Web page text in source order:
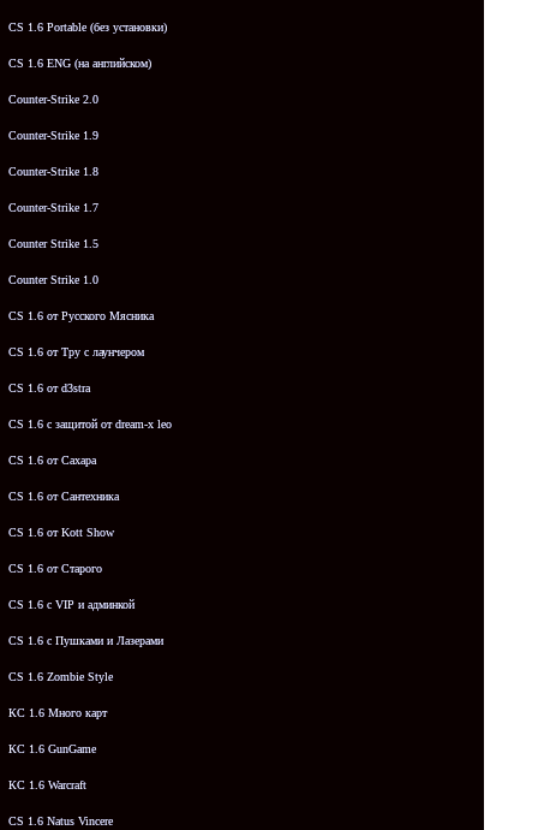
CS 1.6 Portable (без установки)
CS 1.6 ENG (на английском)
Counter-Strike 2.0
Counter-Strike 1.9
Counter-Strike 1.8
Counter-Strike 1.7
Counter Strike 1.5
Counter Strike 1.0
CS 1.6 от Русского Мясника
CS 1.6 от Tpy с лаунчером
CS 1.6 от d3stra
CS 1.6 с защитой от dream-x leo
CS 1.6 от Сахара
CS 1.6 от Сантехника
CS 1.6 от Kott Show
CS 1.6 от Старого
CS 1.6 с VIP и админкой
CS 1.6 с Пушками и Лазерами
CS 1.6 Zombie Style
КС 1.6 Много карт
КС 1.6 GunGame
КС 1.6 Warcraft
CS 1.6 Natus Vincere